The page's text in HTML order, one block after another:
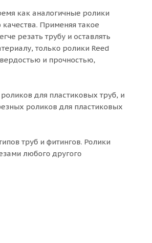
как аналогичные ролики
Применяя такое
резать трубу и оставлять
только ролики Reed
и прочностью,
для пластиковых труб, и
роликов для пластиковых
труб и фитингов. Ролики
любого другого